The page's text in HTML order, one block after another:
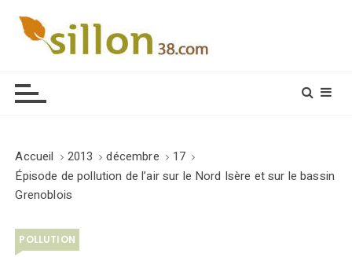
Accueil 2013 décembre
17
Épisode de pollution de l’air sur le Nord Isère et sur le bassin
Grenoblois
POLLUTION